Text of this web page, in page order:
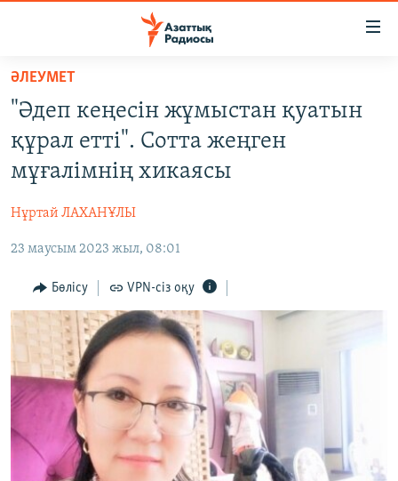
Skip
main
content
Skip
to
main
Navigation
Skip
Search
ЖАҢАЛЫҚТАР
САЯСАТ
AZATTYQTV
АДАМ ҚҰҚЫҚТАРЫ
ӘЛЕУМЕТ
ӘЛЕМ
АРНАЙЫ ЖОБАЛАР
Русский
ЖАЗЫЛЫҢЫЗ
ӘЛЕУМЕТ
"Әдеп кеңесін жұмыстан қуатын
құрал етті". Сотта жеңген
мұғалімнің хикаясы
Нұртай ЛАХАНҰЛЫ
23 маусым 2023 жыл, 08:01
Бөлісу VPN-сіз оқу